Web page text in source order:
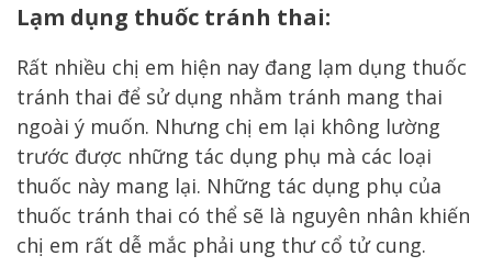
Lạm dụng thuốc tránh thai:
Rất nhiều chị em hiện nay đang lạm dụng thuốc
tránh thai để sử dụng nhằm tránh mang thai
ngoài ý muốn. Nhưng chị em lại không lường
trước được những tác dụng phụ mà các loại
thuốc này mang lại. Những tác dụng phụ của
thuốc tránh thai có thể sẽ là nguyên nhân khiến
chị em rất dễ mắc phải ung thư cổ tử cung.